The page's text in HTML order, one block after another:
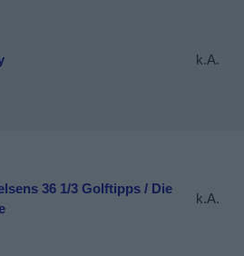
k.A.
36 1/3 Golftipps / Die
k.A.